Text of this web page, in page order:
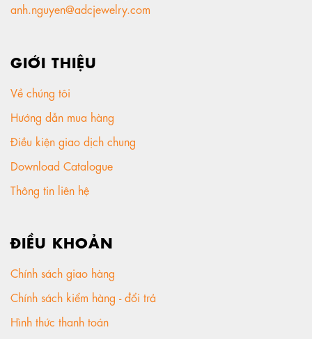
anh.nguyen@adcjewelry.com
GIỚI THIỆU
Về chúng tôi
Hướng dẫn mua hàng
Điều kiện giao dịch chung
Download Catalogue
Thông tin liên hệ
ĐIỀU KHOẢN
Chính sách giao hàng
Chính sách kiểm hàng - đổi trả
Hình thức thanh toán